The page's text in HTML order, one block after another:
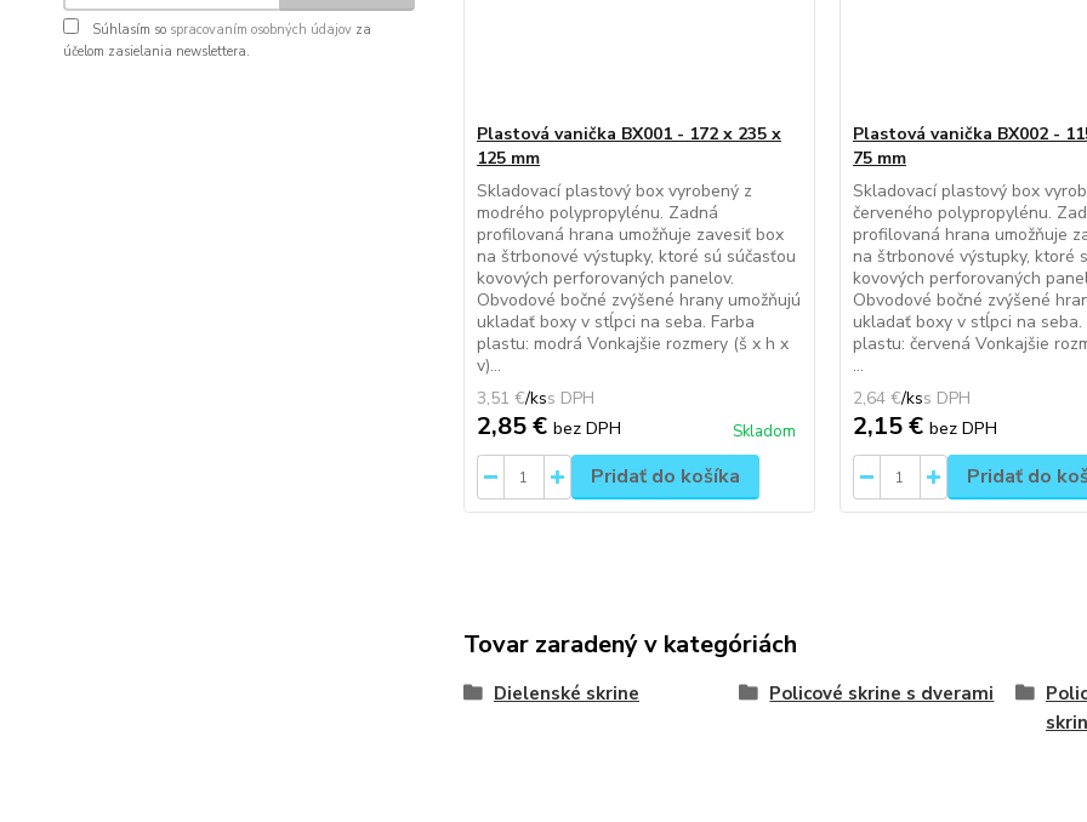
Súhlasím so spracovaním osobných údajov za
účelom zasielania newslettera.
Plastová vanička BX001 - 172 x 235 x
125 mm
Skladovací plastový box vyrobený z
modrého polypropylénu. Zadná
profilovaná hrana umožňuje zavesiť box
na štrbonové výstupky, ktoré sú súčasťou
kovových perforovaných panelov.
Obvodové bočné zvýšené hrany umožňujú
ukladať boxy v stĺpci na seba. Farba
plastu: modrá Vonkajšie rozmery (š x h x
v)...
3,51 €/ks
2,85 € bez DPH Skladom
Pridať do košíka
Plastová vanička BX002 -
75 mm
Skladovací plastový box
červeného polypropylénu.
profilovaná hrana umožňuje
na štrbonové výstupky, ktoré
kovových perforovaných
Obvodové bočné zvýšené
ukladať boxy v stĺpci na seba.
plastu: červená Vonkajšie
...
2,64 €/ks
2,15 € bez DPH
Pridať do
Tovar zaradený v kategóriách
Dielenské skrine Policové skrine s dverami